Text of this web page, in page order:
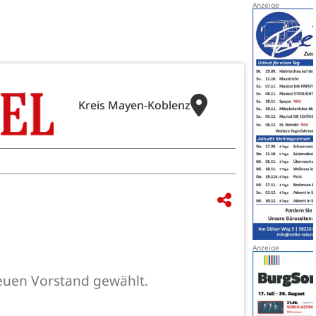
Kreis Mayen-Koblenz
Vorstand gewählt.